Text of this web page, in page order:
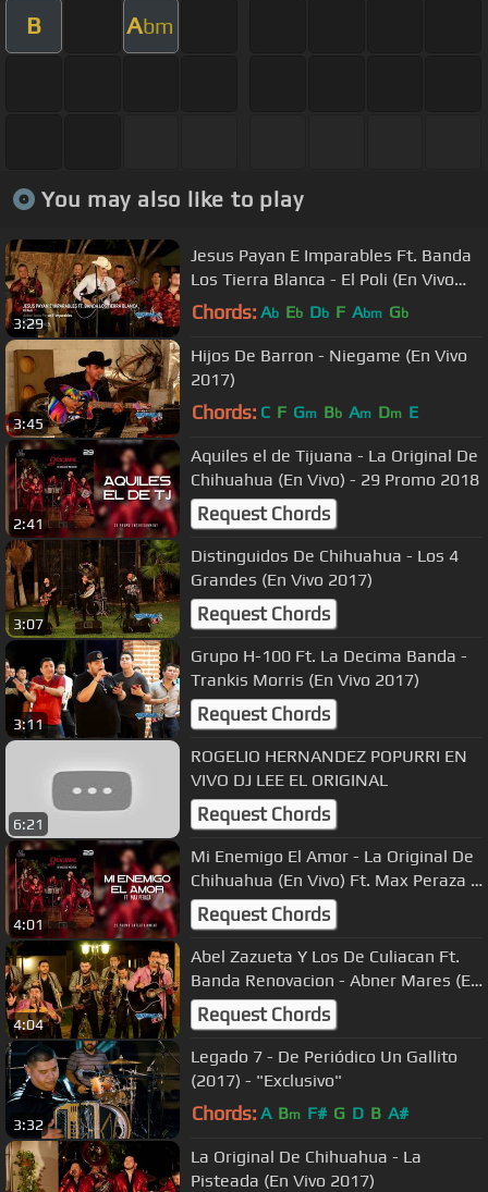
B Abm
You may also like to play
3:29
Jesus Payan E Imparables Ft. Banda
Los Tierra Blanca - El Poli (En Vivo
2018)
Chords: Ab Eb Db F Abm Gb
3:45
Hijos De Barron - Niegame (En Vivo
2017)
Chords: C F Gm Bb Am Dm E
2:41
Aquiles el de Tijuana - La Original De
Chihuahua (En Vivo) - 29 Promo 2018
Request Chords
3:07
Distinguidos De Chihuahua - Los 4
Grandes (En Vivo 2017)
Request Chords
3:11
Grupo H-100 Ft. La Decima Banda -
Trankis Morris (En Vivo 2017)
Request Chords
6:21
ROGELIO HERNANDEZ POPURRI EN
VIVO DJ LEE EL ORIGINAL
Request Chords
4:01
Mi Enemigo El Amor - La Original De
Chihuahua (En Vivo) Ft. Max Peraza -
29 Promo 2018
Request Chords
4:04
Abel Zazueta Y Los De Culiacan Ft.
Banda Renovacion - Abner Mares (En
Vivo 2017)
Request Chords
3:32
Legado 7 - De Periódico Un Gallito
(2017) - "Exclusivo"
Chords: A Bm F# G D B A#
La Original De Chihuahua - La
Pisteada (En Vivo 2017)